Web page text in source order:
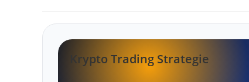
Krypto Trading Strategie